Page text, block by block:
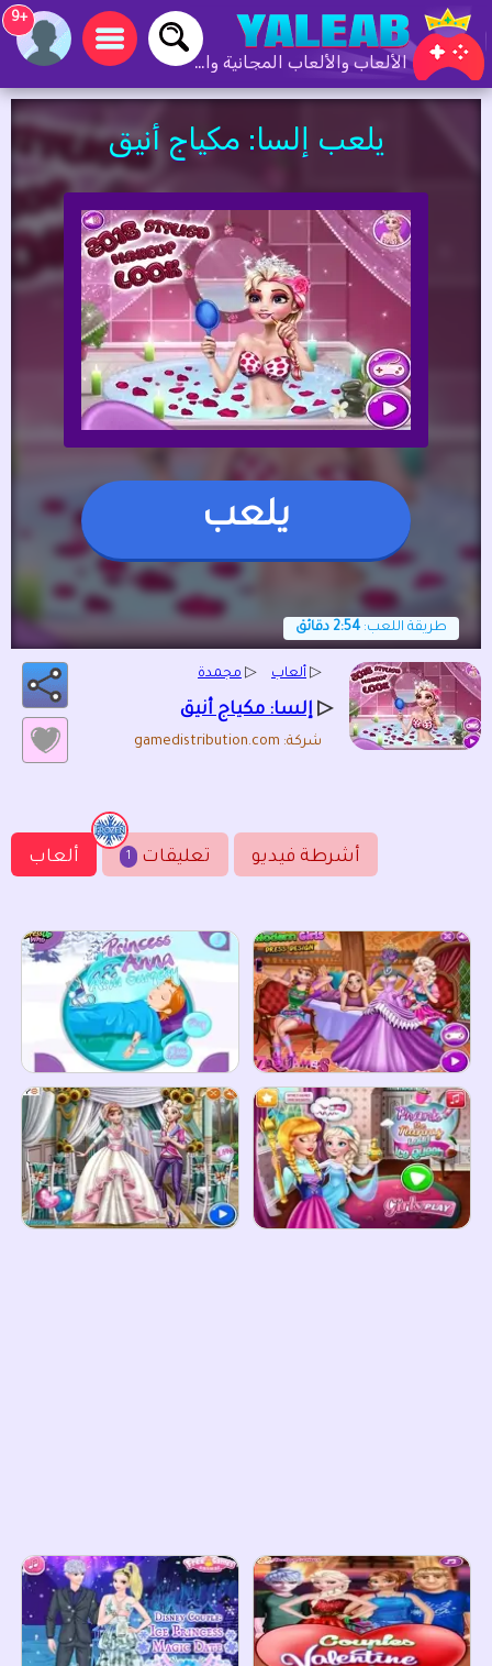
الألعاب والألعاب المجانية والألعاب عبر الإنترنت
+9
يلعب إلسا: مكياج أنيق
يلعب
طريقة اللعب:2:54 دقائق
▷ ألعاب ▷ مجمدة
▷ إلسا: مكياج أنيق
شركة: gamedistribution.com
ألعاب 1 تعليقات أشرطة فيديو